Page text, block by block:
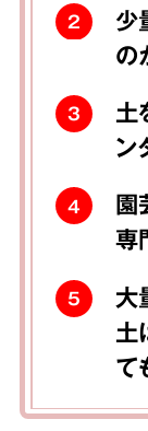
2
少
の
3
土
ン
4
園
専
5
大
土
て